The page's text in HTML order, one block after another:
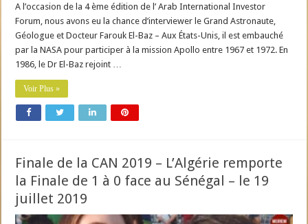
A l’occasion de la 4 ème édition de l’ Arab International Investor
Forum, nous avons eu la chance d’interviewer le Grand Astronaute,
Géologue et Docteur Farouk El-Baz – Aux États-Unis, il est embauché
par la NASA pour participer à la mission Apollo entre 1967 et 1972. En
1986, le Dr El-Baz rejoint …
Voir Plus »
Finale de la CAN 2019 – L’Algérie remporte
la Finale de 1 à 0 face au Sénégal – le 19
juillet 2019